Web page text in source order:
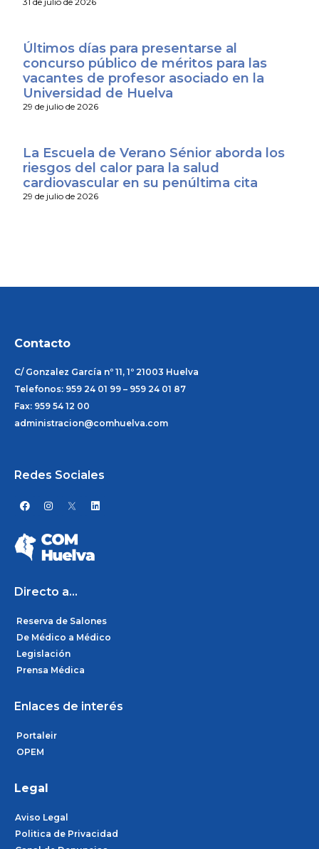
Últimos días para presentarse al
concurso público de méritos para las
vacantes de profesor asociado en la
Universidad de Huelva
29 de julio de 2026
La Escuela de Verano Sénior aborda los
riesgos del calor para la salud
cardiovascular en su penúltima cita
29 de julio de 2026
Contacto
C/ Gonzalez García nº 11, 1º 21003 Huelva
Telefonos: 959 24 01 99 – 959 24 01 87
Fax: 959 54 12 00
administracion@comhuelva.com
Redes Sociales
F
a
e
b
o
o
I
n
a
g
r
L
i
i
Directo a...
Reserva de Salones
De Médico a Médico
Legislación
Prensa Médica
Enlaces de interés
Portaleir
OPEM
Legal
Aviso Legal
Politica de Privacidad